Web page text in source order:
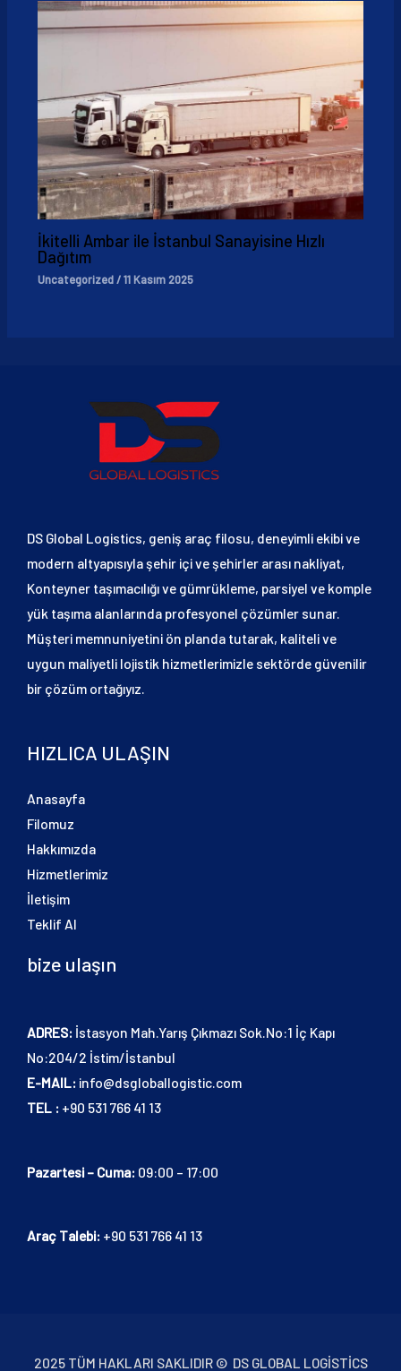
İkitelli Ambar ile İstanbul Sanayisine Hızlı
Dağıtım
Uncategorized/11 Kasım 2025
DS Global Logistics, geniş araç filosu, deneyimli ekibi ve
modern altyapısıyla şehir içi ve şehirler arası nakliyat,
Konteyner taşımacılığı ve gümrükleme, parsiyel ve komple
yük taşıma alanlarında profesyonel çözümler sunar.
Müşteri memnuniyetini ön planda tutarak, kaliteli ve
uygun maliyetli lojistik hizmetlerimizle sektörde güvenilir
bir çözüm ortağıyız.
HIZLICA ULAŞIN
Anasayfa
Filomuz
Hakkımızda
Hizmetlerimiz
İletişim
Teklif Al
bize ulaşın
ADRES: İstasyon Mah.Yarış Çıkmazı Sok.No:1 İç Kapı
No:204/2 İstim/İstanbul
E-MAIL: info@dsgloballogistic.com
TEL : +90 531 766 41 13
Pazartesi – Cuma: 09:00 – 17:00
Araç Talebi: +90 531 766 41 13
2025 TÜM HAKLARI SAKLIDIR © DS GLOBAL LOGISTICS